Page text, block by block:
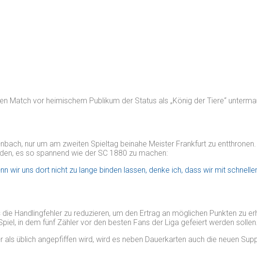
Match vor heimischem Publikum der Status als „König der Tiere“
nur um am zweiten Spieltag beinahe Meister Frankfurt zu
es so spannend wie der SC 1880 zu machen:
wir uns dort nicht zu lange binden lassen, denke ich, dass wir mit
Handlingfehler zu reduzieren, um den Ertrag an möglichen Punkten zu
in dem fünf Zähler vor den besten Fans der Liga gefeiert werden sollen.
üblich angepfiffen wird, wird es neben Dauerkarten auch die neuen